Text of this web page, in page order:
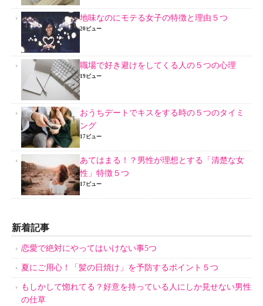
地味なのにモテる女子の特徴と理由５つ
20ビュー
職場で好き避けをしてくる人の５つの心理
19ビュー
おうちデートでキスをする時の５つのタイミ
ング
17ビュー
あてはまる！？男性が理想とする「清楚な女
性」特徴５つ
17ビュー
新着記事
恋愛で絶対にやってはいけない事5つ
夏にご用心！「髪の日焼け」を予防するポイント５つ
もしかして惚れてる？好意を持っている人にしか見せない男性
の仕草